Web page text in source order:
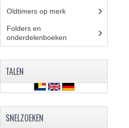
Oldtimers op merk
Folders en
onderdelenboeken
TALEN
SNELZOEKEN